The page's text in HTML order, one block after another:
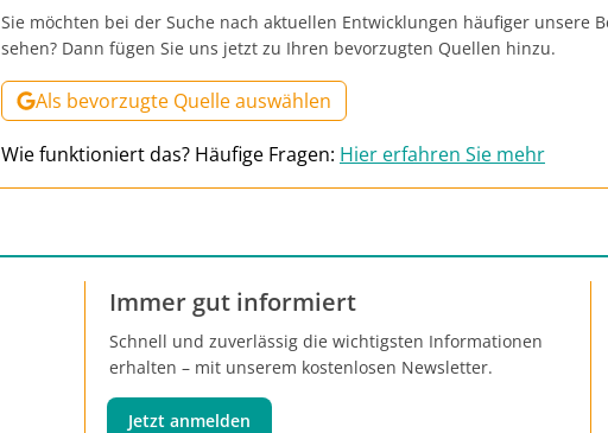
Sie möchten bei der Suche nach aktuellen Entwicklungen häufiger unsere
sehen? Dann fügen Sie uns jetzt zu Ihren bevorzugten Quellen hinzu.
Als bevorzugte Quelle auswählen
Wie funktioniert das? Häufige Fragen: Hier erfahren Sie mehr
Immer gut informiert
Schnell und zuverlässig die wichtigsten Informationen
erhalten – mit unserem kostenlosen Newsletter.
Jetzt anmelden